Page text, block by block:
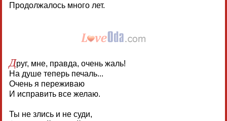
Продолжалось много лет.
Друг, мне, правда, очень жаль!
На душе теперь печаль...
Очень я переживаю
И исправить все желаю.
Ты не злись и не суди,